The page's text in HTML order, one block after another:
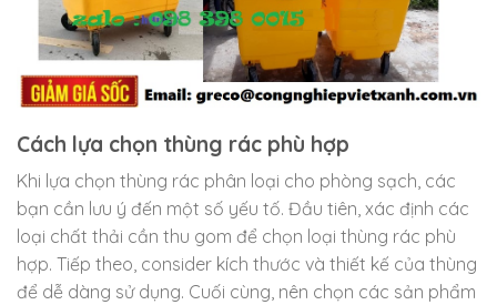
Cách lựa chọn thùng rác phù hợp
Khi lựa chọn thùng rác phân loại cho phòng sạch, các
bạn cần lưu ý đến một số yếu tố. Đầu tiên, xác định các
loại chất thải cần thu gom để chọn loại thùng rác phù
hợp. Tiếp theo, consider kích thước và thiết kế của thùng
để dễ dàng sử dụng. Cuối cùng, nên chọn các sản phẩm